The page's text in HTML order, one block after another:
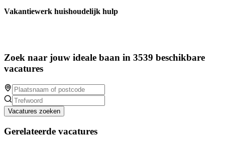
Vakantiewerk huishoudelijk hulp
Zoek naar jouw ideale baan in 3539 beschikbare
vacatures
Vacatures zoeken
Gerelateerde vacatures